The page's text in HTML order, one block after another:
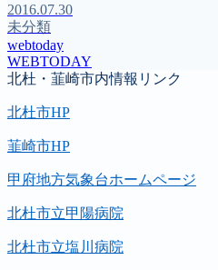
2016.07.30
未分類
webtoday
WEBTODAY
北杜・韮崎市内情報リンク
北杜市HP
韮崎市HP
甲府地方気象台ホームページ
北杜市立甲陽病院
北杜市立塩川病院